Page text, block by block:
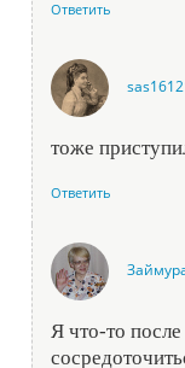
Ответить
тоже
Ответить
Я что-то